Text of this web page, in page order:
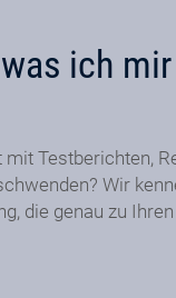
ich
Testberichten,
Wir
die genau zu